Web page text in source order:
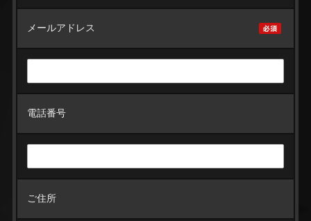
メールアドレス
電話番号
ご住所